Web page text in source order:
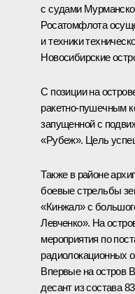
с судами
Росатомфлота
и техники
Новосибирские
С позиции на
ракетно-пушечным
запущенной с
«Рубеж». Цель
Также в районе
боевые стрельбы
«Кинжал» с
Левченко». На
мероприятия по
радиолокационных
Впервые на остров
десант из состава